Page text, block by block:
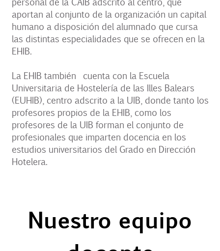
aportan al conjunto de la organización un capital
humano a disposición del alumnado que cursa
las distintas especialidades que se ofrecen en la
EHIB.
La EHIB también cuenta con la Escuela
Universitaria de Hostelería de las Illes Balears
(EUHIB), centro adscrito a la UIB, donde tanto los
profesores propios de la EHIB, como los
profesores de la UIB forman el conjunto de
profesionales que imparten docencia en los
estudios universitarios del Grado en Dirección
Hotelera.
Nuestro equipo